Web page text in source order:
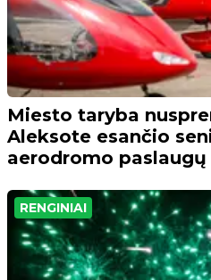
Miesto taryba
Aleksote esančio
aerodromo
RENGINIAI